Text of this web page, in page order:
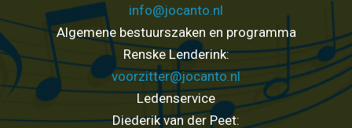
info@jocanto.nl
Algemene bestuurszaken en programma
Renske Lenderink:
voorzitter@jocanto.nl
Ledenservice
Diederik van der Peet: